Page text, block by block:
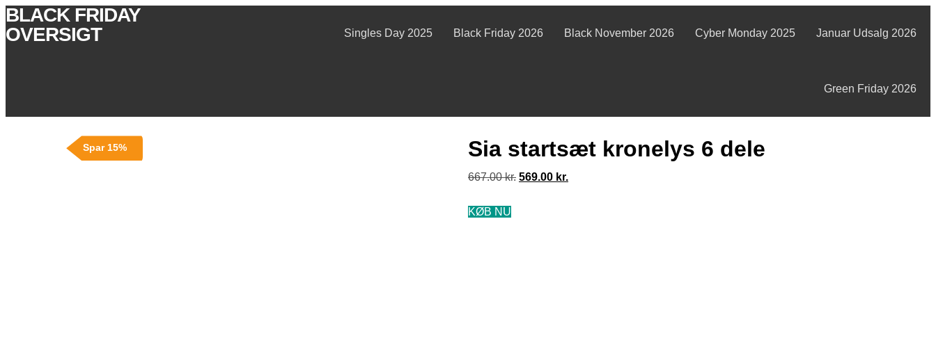
BLACK FRIDAY
OVERSIGT
Singles Day 2025 Black Friday 2026 Black November 2026 Cyber Monday 2025 Januar Udsalg 2026
Green Friday 2026
Spar 15% Sia startsæt kronelys 6 dele
667.00kr. 569.00 kr.
KØB NU